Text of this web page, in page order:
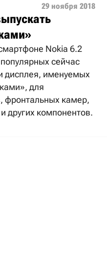
29 ноября 2018
Nokia 6.2
сейчас
дисплея, именуемых
для
фронтальных камер,
других компонентов.